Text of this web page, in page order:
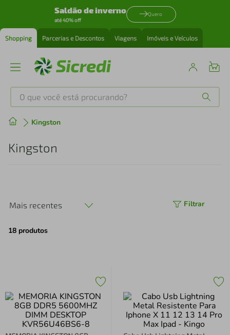
Saldão de inverno
até 40% off
Quero
Shopping Parcerias e Descontos Viagens Imóveis e Veículos
O que você está procurando?
Kingston
Kingston
Mais recentes Filtrar
18 produtos
Produtos mais buscados
perfume
4º air fryer